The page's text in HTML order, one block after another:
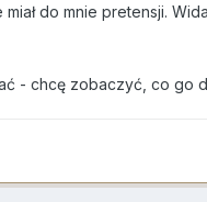
do mnie pretensji.
- chcę zobaczyć, co go